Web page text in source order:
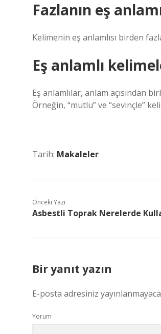
Fazlanın eş
Kelimenin eş anlamlısı birden
Eş anlamlı
Eş anlamlılar, anlam açısından
Örneğin, “mutlu” ve “sevinçle”
Tarih: Makaleler
Önceki Yazı
Asbestli Toprak Nerelerde
Bir yanıt yazın
E-posta adresiniz
Yorum